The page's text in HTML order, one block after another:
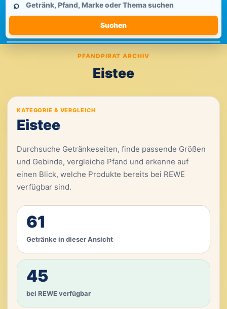
durchsuchen
⌕
Suchen
PFANDPIRAT ARCHIV
Eistee
KATEGORIE & VERGLEICH
Eistee
Durchsuche Getränkeseiten, finde passende Größen
und Gebinde, vergleiche Pfand und erkenne auf
einen Blick, welche Produkte bereits bei REWE
verfügbar sind.
61
Getränke in dieser Ansicht
45
bei REWE verfügbar